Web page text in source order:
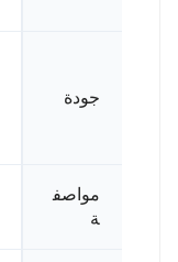
جودة
مواصف
ة